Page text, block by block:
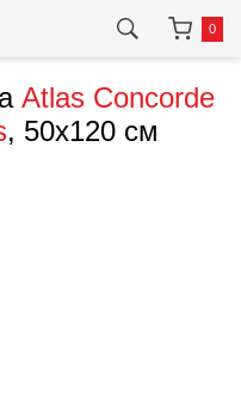
0
Atlas Concorde
, 50x120 см